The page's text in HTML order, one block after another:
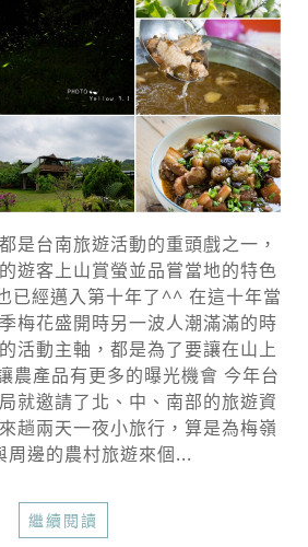
是台南旅遊活動的重頭戲之一，
遊客上山賞螢並品嘗當地的特色
已經邁入第十年了^^ 在這十年當
梅花盛開時另一波人潮滿滿的時
活動主軸，都是為了要讓在山上
農產品有更多的曝光機會 今年台
就邀請了北、中、南部的旅遊資
趟兩天一夜小旅行，算是為梅嶺
周邊的農村旅遊來個...
繼續閱讀